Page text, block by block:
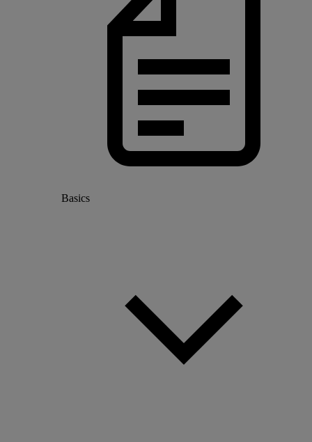
Basics